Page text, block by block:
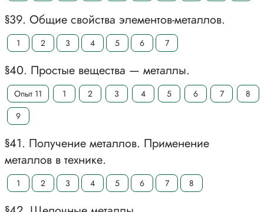
§39. Общие свойства элементов-металлов.
1 2 3 4 5 6 7
§40. Простые вещества — металлы.
Опыт 11 1 2 3 4 5 6 7
8
9
§41. Получение металлов. Применение
металлов в технике.
1 2 3 4 5 6 7 8